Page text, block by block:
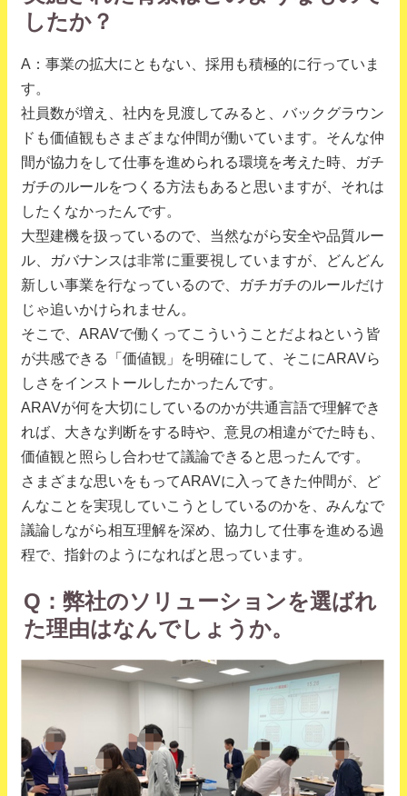
したか？
A：事業の拡大にともない、採用も積極的に行っていま
す。
社員数が増え、社内を見渡してみると、バックグラウン
ドも価値観もさまざまな仲間が働いています。そんな仲
間が協力をして仕事を進められる環境を考えた時、ガチ
ガチのルールをつくる方法もあると思いますが、それは
したくなかったんです。
大型建機を扱っているので、当然ながら安全や品質ルー
ル、ガバナンスは非常に重要視していますが、どんどん
新しい事業を行なっているので、ガチガチのルールだけ
じゃ追いかけられません。
そこで、ARAVで働くってこういうことだよねという皆
が共感できる「価値観」を明確にして、そこにARAVら
しさをインストールしたかったんです。
ARAVが何を大切にしているのかが共通言語で理解でき
れば、大きな判断をする時や、意見の相違がでた時も、
価値観と照らし合わせて議論できると思ったんです。
さまざまな思いをもってARAVに入ってきた仲間が、ど
んなことを実現していこうとしているのかを、みんなで
議論しながら相互理解を深め、協力して仕事を進める過
程で、指針のようになればと思っています。
Q：弊社のソリューションを選ばれ
た理由はなんでしょうか。